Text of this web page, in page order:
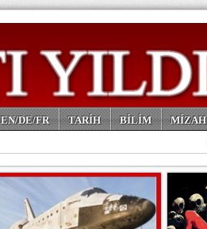
EN/DE/FR TARİH BİLİM MİZAH